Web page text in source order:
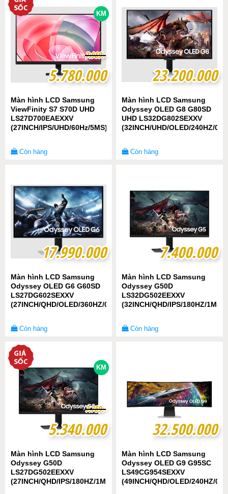
KM
5.780.000
5.780.000
7.989.-
7.989.-
Màn hình LCD Samsung
ViewFinity S7 S70D UHD
LS27D700EAEXXV
(27INCH/IPS/UHD/60Hz/5MS)
Còn hàng
23.200.000
23.200.000
Màn hình LCD Samsung
Odyssey OLED G8 G80SD
UHD LS32DG802SEXXV
(32INCH/UHD/OLED/240HZ/
Còn hàng
17.990.000
17.990.000
Màn hình LCD Samsung
Odyssey OLED G6 G60SD
LS27DG602SEXXV
(27INCH/QHD/OLED/360HZ/0.03MS)
Còn hàng
7.400.000
7.400.000
Màn hình LCD Samsung
Odyssey G50D
LS32DG502EEXXV
(32INCH/QHD/IPS/180HZ/1MS)
Còn hàng
KM
5.340.000
5.340.000
7.789.-
7.789.-
Màn hình LCD Samsung
Odyssey G50D
LS27DG502EEXXV
(27INCH/QHD/IPS/180HZ/1MS)
32.500.000
32.500.000
Màn hình LCD Samsung
Odyssey OLED G9 G95SC
LS49CG954SEXXV
(49INCH/QHD/OLED/240HZ/